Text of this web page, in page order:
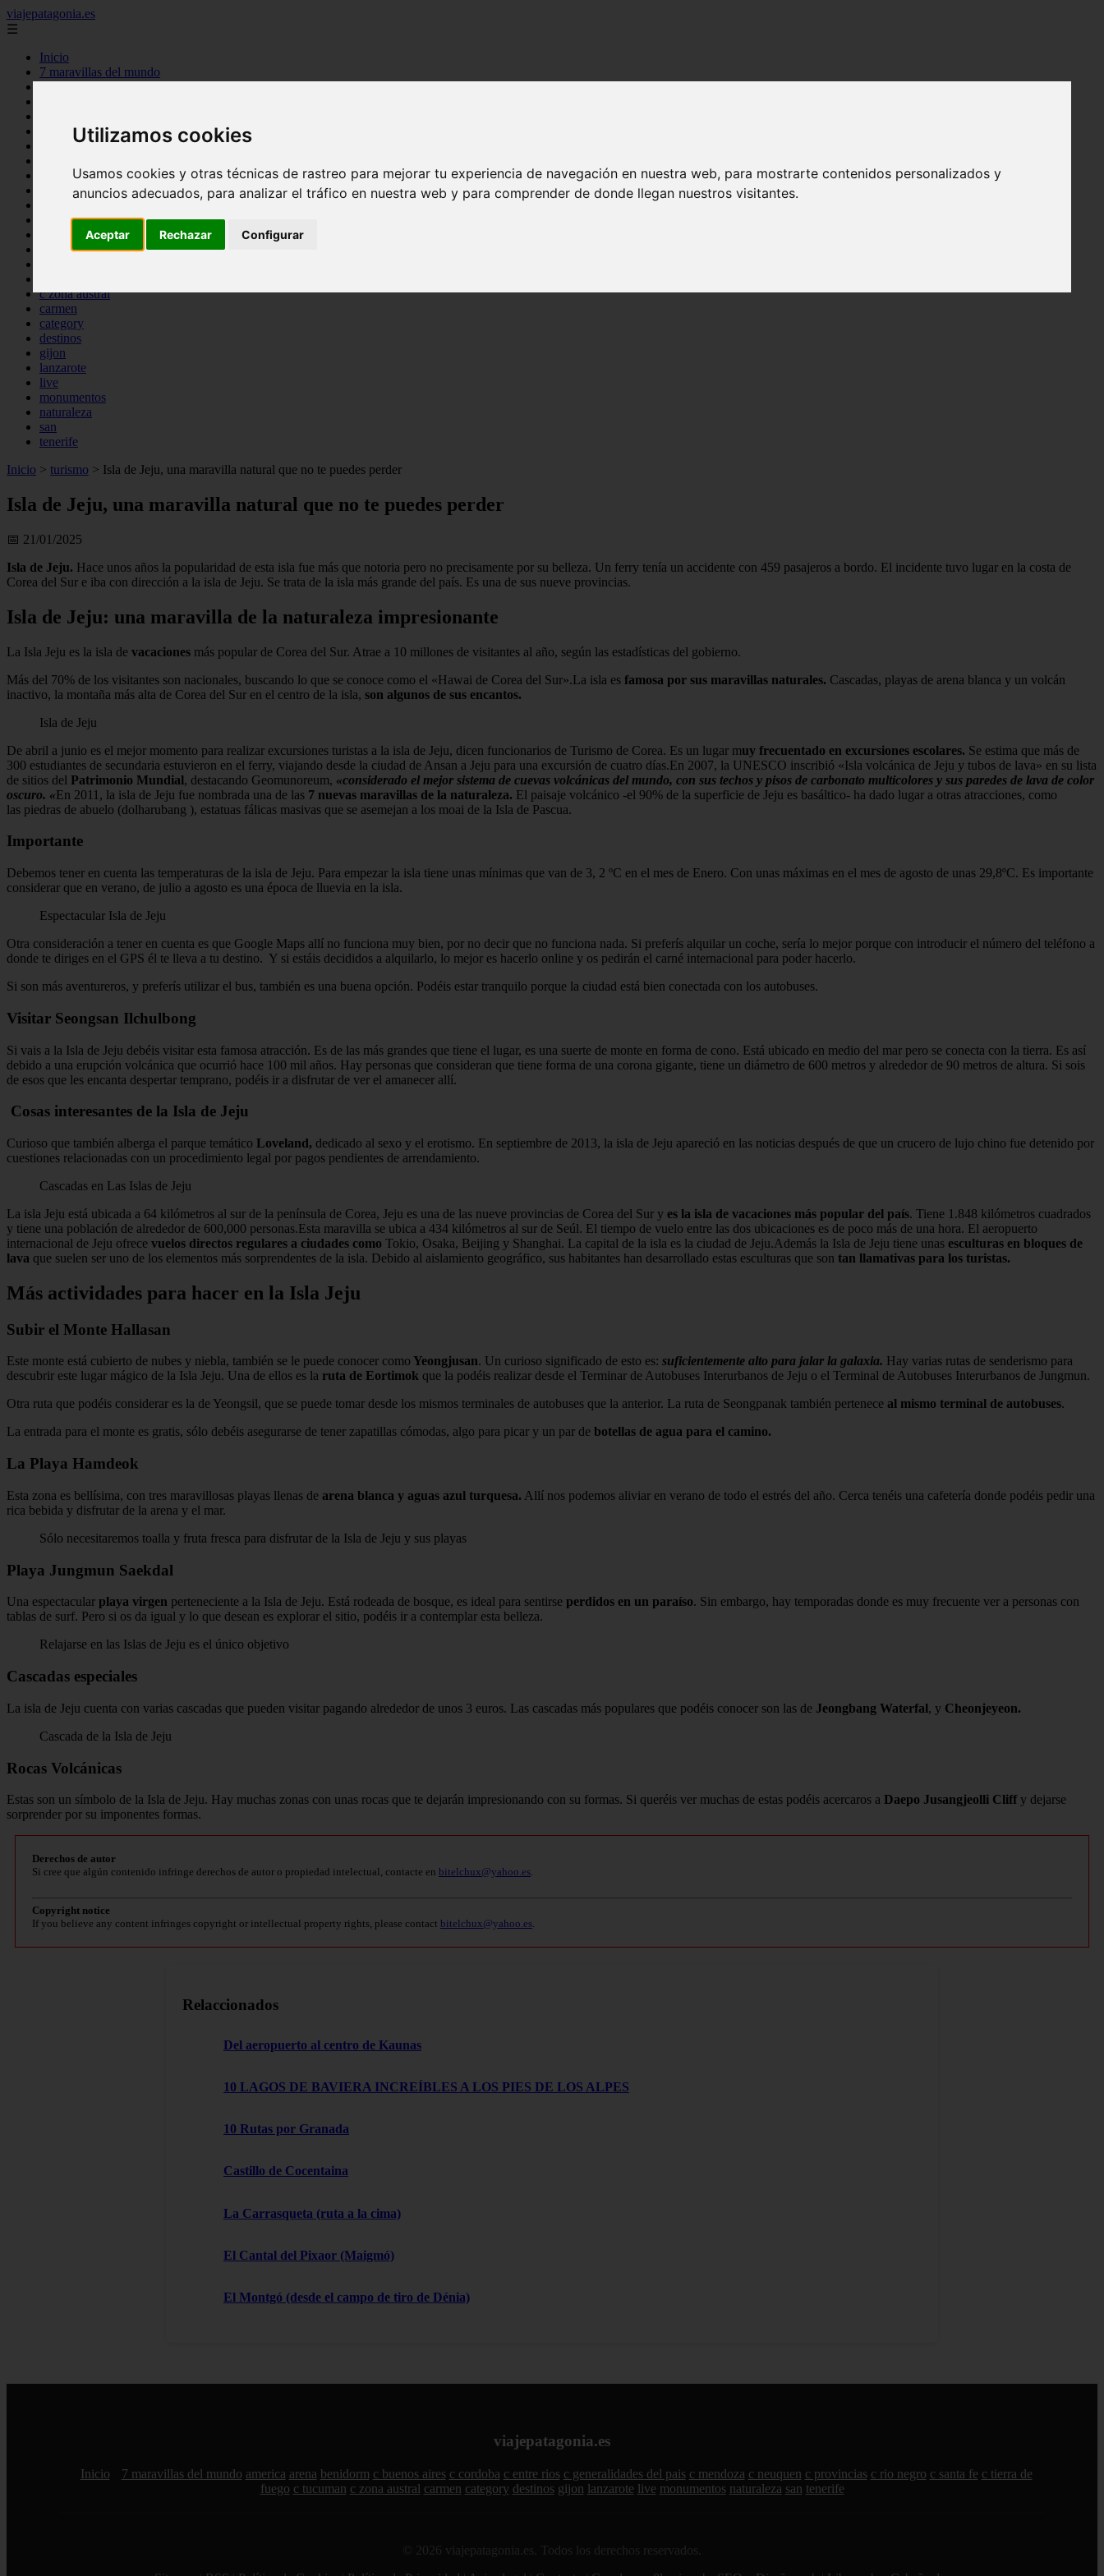
Utilizamos cookies
Usamos cookies y otras técnicas de rastreo para mejorar tu experiencia de navegación en nuestra web, para mostrarte contenidos personalizados y
anuncios adecuados, para analizar el tráfico en nuestra web y para comprender de donde llegan nuestros visitantes.
Aceptar Rechazar Configurar
viajepatagonia.es
☰
Inicio
7 maravillas del mundo
c buenos aires
c cordoba
c generalidades del pais
c mendoza
c provincias
c rio negro
c santa fe
c zona austral
carmen
category
destinos
gijon
lanzarote
live
monumentos
naturaleza
san
tenerife
Inicio > turismo > Isla de Jeju, una maravilla natural que no te puedes perder
Isla de Jeju, una maravilla natural que no te puedes perder
📅 21/01/2025
Isla de Jeju. Hace unos años la popularidad de esta isla fue más que notoria pero no precisamente por su belleza. Un ferry tenía un accidente con 459 pasajeros a bordo. El incidente tuvo lugar en la costa de
Corea del Sur e iba con dirección a la isla de Jeju. Se trata de la isla más grande del país. Es una de sus nueve provincias.
Isla de Jeju: una maravilla de la naturaleza impresionante
La Isla Jeju es la isla de vacaciones más popular de Corea del Sur. Atrae a 10 millones de visitantes al año, según las estadísticas del gobierno.
Más del 70% de los visitantes son nacionales, buscando lo que se conoce como el «Hawai de Corea del Sur».La isla es famosa por sus maravillas naturales. Cascadas, playas de arena blanca y un volcán
inactivo, la montaña más alta de Corea del Sur en el centro de la isla, son algunos de sus encantos.
Isla de Jeju
De abril a junio es el mejor momento para realizar excursiones turistas a la isla de Jeju, dicen funcionarios de Turismo de Corea. Es un lugar muy frecuentado en excursiones escolares. Se estima que más de
300 estudiantes de secundaria estuvieron en el ferry, viajando desde la ciudad de Ansan a Jeju para una excursión de cuatro días.En 2007, la UNESCO inscribió «Isla volcánica de Jeju y tubos de lava» en su lista
de sitios del Patrimonio Mundial, destacando Geomunoreum, «considerado el mejor sistema de cuevas volcánicas del mundo, con sus techos y pisos de carbonato multicolores y sus paredes de lava de color
oscuro. «En 2011, la isla de Jeju fue nombrada una de las 7 nuevas maravillas de la naturaleza. El paisaje volcánico -el 90% de la superficie de Jeju es basáltico- ha dado lugar a otras atracciones, como
las piedras de abuelo (dolharubang ), estatuas fálicas masivas que se asemejan a los moai de la Isla de Pascua.
Importante
Debemos tener en cuenta las temperaturas de la isla de Jeju. Para empezar la isla tiene unas mínimas que van de 3, 2 ºC en el mes de Enero. Con unas máximas en el mes de agosto de unas 29,8ºC. Es importante
considerar que en verano, de julio a agosto es una época de lluevia en la isla.
Espectacular Isla de Jeju
Otra consideración a tener en cuenta es que Google Maps allí no funciona muy bien, por no decir que no funciona nada. Si preferís alquilar un coche, sería lo mejor porque con introducir el número del teléfono a
donde te diriges en el GPS él te lleva a tu destino. Y si estáis decididos a alquilarlo, lo mejor es hacerlo online y os pedirán el carné internacional para poder hacerlo.
Si son más aventureros, y preferís utilizar el bus, también es una buena opción. Podéis estar tranquilo porque la ciudad está bien conectada con los autobuses.
Visitar Seongsan Ilchulbong
Si vais a la Isla de Jeju debéis visitar esta famosa atracción. Es de las más grandes que tiene el lugar, es una suerte de monte en forma de cono. Está ubicado en medio del mar pero se conecta con la tierra. Es así
debido a una erupción volcánica que ocurrió hace 100 mil años. Hay personas que consideran que tiene forma de una corona gigante, tiene un diámetro de 600 metros y alrededor de 90 metros de altura. Si sois
de esos que les encanta despertar temprano, podéis ir a disfrutar de ver el amanecer allí.
Cosas interesantes de la Isla de Jeju
Curioso que también alberga el parque temático Loveland, dedicado al sexo y el erotismo. En septiembre de 2013, la isla de Jeju apareció en las noticias después de que un crucero de lujo chino fue detenido por
cuestiones relacionadas con un procedimiento legal por pagos pendientes de arrendamiento.
Cascadas en Las Islas de Jeju
La isla Jeju está ubicada a 64 kilómetros al sur de la península de Corea, Jeju es una de las nueve provincias de Corea del Sur y es la isla de vacaciones más popular del país. Tiene 1.848 kilómetros cuadrados
y tiene una población de alrededor de 600,000 personas.Esta maravilla se ubica a 434 kilómetros al sur de Seúl. El tiempo de vuelo entre las dos ubicaciones es de poco más de una hora. El aeropuerto
internacional de Jeju ofrece vuelos directos regulares a ciudades como Tokio, Osaka, Beijing y Shanghai. La capital de la isla es la ciudad de Jeju.Además la Isla de Jeju tiene unas esculturas en bloques de
lava que suelen ser uno de los elementos más sorprendentes de la isla. Debido al aislamiento geográfico, sus habitantes han desarrollado estas esculturas que son tan llamativas para los turistas.
Más actividades para hacer en la Isla Jeju
Subir el Monte Hallasan
Este monte está cubierto de nubes y niebla, también se le puede conocer como Yeongjusan. Un curioso significado de esto es: suficientemente alto para jalar la galaxia. Hay varias rutas de senderismo para
descubrir este lugar mágico de la Isla Jeju. Una de ellos es la ruta de Eortimok que la podéis realizar desde el Terminar de Autobuses Interurbanos de Jeju o el Terminal de Autobuses Interurbanos de Jungmun.
Otra ruta que podéis considerar es la de Yeongsil, que se puede tomar desde los mismos terminales de autobuses que la anterior. La ruta de Seongpanak también pertenece al mismo terminal de autobuses.
La entrada para el monte es gratis, sólo debéis asegurarse de tener zapatillas cómodas, algo para picar y un par de botellas de agua para el camino.
La Playa Hamdeok
Esta zona es bellísima, con tres maravillosas playas llenas de arena blanca y aguas azul turquesa. Allí nos podemos aliviar en verano de todo el estrés del año. Cerca tenéis una cafetería donde podéis pedir una
rica bebida y disfrutar de la arena y el mar.
Sólo necesitaremos toalla y fruta fresca para disfrutar de la Isla de Jeju y sus playas
Playa Jungmun Saekdal
Una espectacular playa virgen perteneciente a la Isla de Jeju. Está rodeada de bosque, es ideal para sentirse perdidos en un paraíso. Sin embargo, hay temporadas donde es muy frecuente ver a personas con
tablas de surf. Pero si os da igual y lo que desean es explorar el sitio, podéis ir a contemplar esta belleza.
Relajarse en las Islas de Jeju es el único objetivo
Cascadas especiales
La isla de Jeju cuenta con varias cascadas que pueden visitar pagando alrededor de unos 3 euros. Las cascadas más populares que podéis conocer son las de Jeongbang Waterfal, y Cheonjeyeon.
Cascada de la Isla de Jeju
Rocas Volcánicas
Estas son un símbolo de la Isla de Jeju. Hay muchas zonas con unas rocas que te dejarán impresionando con su formas. Si queréis ver muchas de estas podéis acercaros a Daepo Jusangjeolli Cliff y dejarse
sorprender por su imponentes formas.
Derechos de autor
Si cree que algún contenido infringe derechos de autor o propiedad intelectual, contacte en bitelchux@yahoo.es.
Copyright notice
If you believe any content infringes copyright or intellectual property rights, please contact bitelchux@yahoo.es.
Relaccionados
Del aeropuerto al centro de Kaunas
10 LAGOS DE BAVIERA INCREÍBLES A LOS PIES DE LOS ALPES
10 Rutas por Granada
Castillo de Cocentaina
La Carrasqueta (ruta a la cima)
El Cantal del Pixaor (Maigmó)
El Montgó (desde el campo de tiro de Dénia)
viajepatagonia.es
Inicio 7 maravillas del mundo america arena benidorm c buenos aires c cordoba c entre rios c generalidades del pais c mendoza c neuquen c provincias c rio negro c santa fe c tierra de
fuego c tucuman c zona austral carmen category destinos gijon lanzarote live monumentos naturaleza san tenerife
© 2026 viajepatagonia.es. Todos los derechos reservados.